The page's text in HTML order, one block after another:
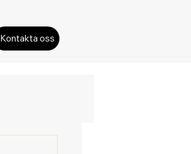
Kontakta oss